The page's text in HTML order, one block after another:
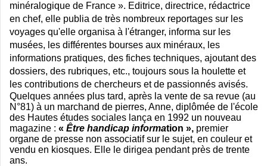
minéralogique de France ». Editrice, directrice, rédactrice
en chef, elle publia de très nombreux reportages sur les
voyages qu'elle organisa à l'étranger, informa sur les
musées, les différentes bourses aux minéraux, les
informations pratiques, des fiches techniques, ajoutant des
dossiers, des rubriques, etc., toujours sous la houlette et
les contributions de chercheurs et de passionnés avisés.
Quelques années plus tard, après la vente de sa revue (au
N°81) à un marchand de pierres, Anne, diplômée de l'école
des Hautes études sociales lança en 1992 un nouveau
magazine : « Être handicap information », premier
organe de presse non associatif sur le sujet, en couleur et
vendu en kiosques. Elle le dirigea pendant près de trente
ans.